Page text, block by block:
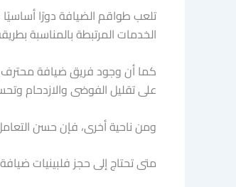
تلعب طواقم الضيافة دورًا
الخدمات المرتبطة بالمناسبة
كما أن وجود فريق ضيافة محترف
على تقليل الفوضى والازدحام
ومن ناحية أخرى، فإن حسن
متى تحتاج إلى حجز فلبينيات